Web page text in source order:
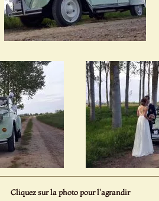
Cliquez sur la photo pour l'agrandir